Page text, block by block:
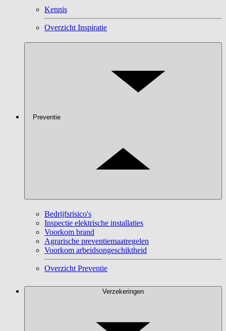
Kennis
Overzicht Inspiratie
Preventie
Bedrijfsrisico's
Inspectie elektrische installaties
Voorkom brand
Agrarische preventiemaatregelen
Voorkom arbeidsongeschiktheid
Overzicht Preventie
Verzekeringen